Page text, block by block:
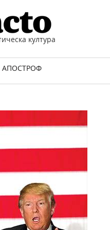
култура
АПОСТРОФ